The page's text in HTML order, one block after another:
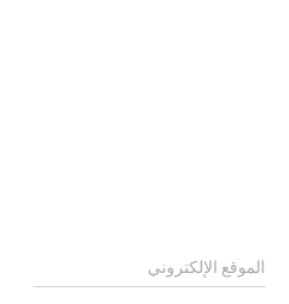
الموقع الإلكتروني